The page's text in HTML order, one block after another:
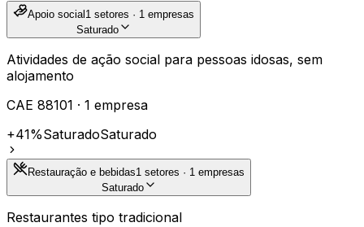
Apoio social 1 setores · 1 empresas
Saturado
Atividades de ação social para pessoas idosas, sem
alojamento
CAE 88101 · 1 empresa
+41%SaturadoSaturado
Restauração e bebidas1 setores · 1 empresas
Saturado
Restaurantes tipo tradicional